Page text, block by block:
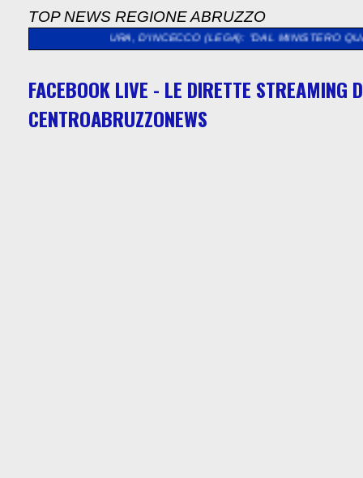
TOP NEWS REGIONE ABRUZZO
CULTURA, D'INCECCO (LEGA): "DAL MINISTERO QUASI 5
FACEBOOK LIVE - LE DIRETTE STREAMING
CENTROABRUZZONEWS